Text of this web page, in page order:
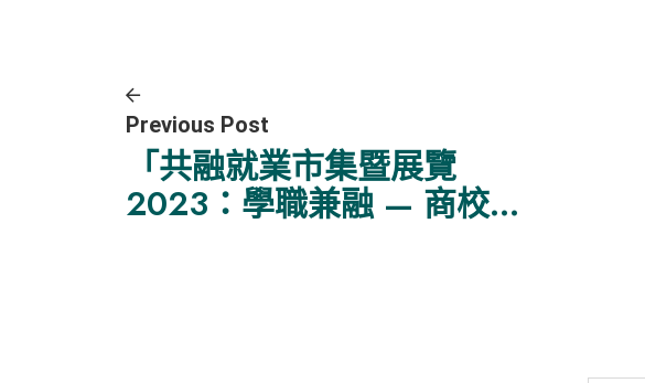
Previous Post
「共融就業市集暨展覽
2023：學職兼融 — 商校合